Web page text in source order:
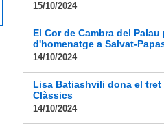
15/10/2024
El Cor de Cambra del
d'homenatge a Salvat-
14/10/2024
Lisa Batiashvili dona el tret
Clàssics
14/10/2024